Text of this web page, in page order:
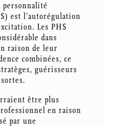
personnalité
est l’autorégulation
Les PHS
dans
raison de leur
combinées, ce
guérisseurs
être plus
en raison
par une